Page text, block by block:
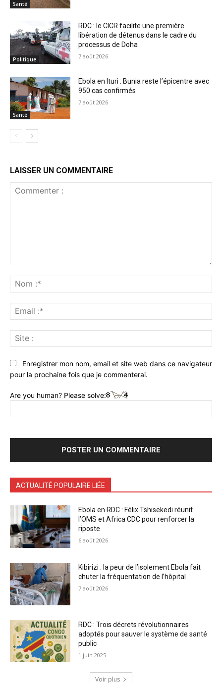
Santé
Politique
RDC : le CICR facilite une première
libération de détenus dans le cadre du
processus de Doha
7 août 2026
Santé
Ebola en Ituri : Bunia reste l’épicentre avec
950 cas confirmés
7 août 2026
LAISSER UN COMMENTAIRE
:*
:*
:
Enregistrer mon nom, email et site web dans ce navigateur
pour la prochaine fois que je commenterai.
Are you human? Please solve:
ACTUALITÉ POPULAIRE LIÉE
Ebola en RDC : Félix Tshisekedi réunit
l’OMS et Africa CDC pour renforcer la
riposte
6 août 2026
Kibirizi : la peur de l’isolement Ebola fait
chuter la fréquentation de l’hôpital
7 août 2026
RDC : Trois décrets révolutionnaires
adoptés pour sauver le système de santé
public
1 juin 2025
Voir plus